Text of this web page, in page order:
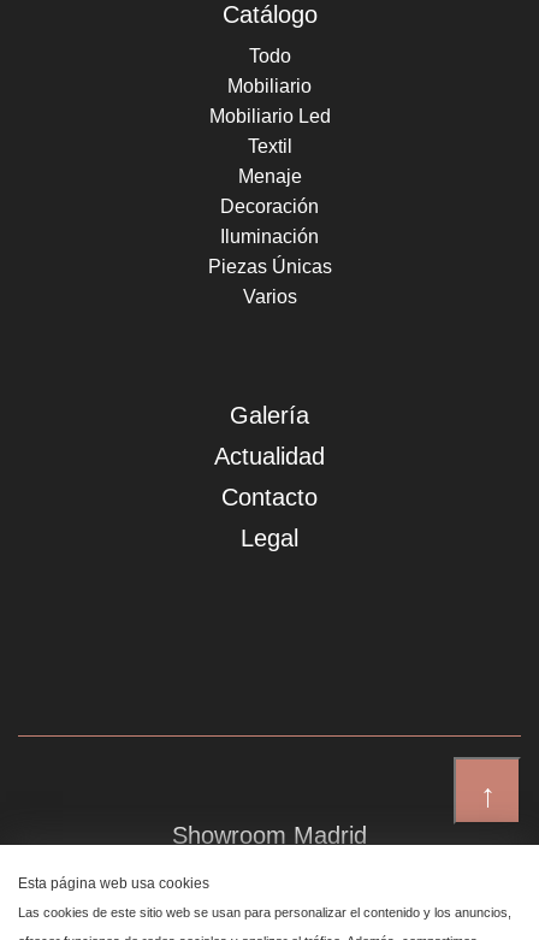
↑
Catálogo
Todo
Mobiliario
Mobiliario Led
Textil
Menaje
Decoración
Iluminación
Piezas Únicas
Varios
Galería
Actualidad
Contacto
Legal
Showroom Madrid
Plaza de Canalejas 6, 4 izq
Centro, 28014 Madrid
Esta página web usa cookies
Las cookies de este sitio web se usan para personalizar el contenido y los anuncios,